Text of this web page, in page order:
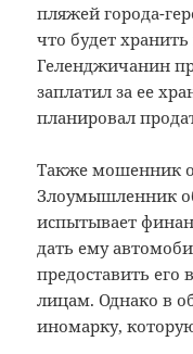
пляжей города-
что будет
Геленджичанин
заплатил за ее
планировал
Также мошенник
Злоумышленник
испытывает
дать ему
предоставить его
лицам. Однако в
иномарку,